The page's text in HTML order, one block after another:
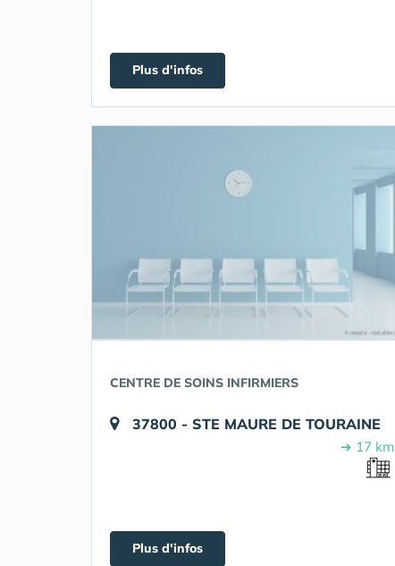
Plus d'infos
CENTRE DE SOINS INFIRMIERS
37800 - STE MAURE DE TOURAINE
➔ 17 km
Plus d'infos